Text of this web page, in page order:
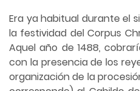
Era ya habitual durante el
la festividad del Corpus
Aquel año de 1488,
con la presencia de los
organización de la